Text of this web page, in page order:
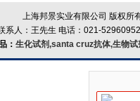
上海邦景实业有限公司 版权所
系人：王先生 电话：021-
： 生化试剂,santa cruz抗体,生物